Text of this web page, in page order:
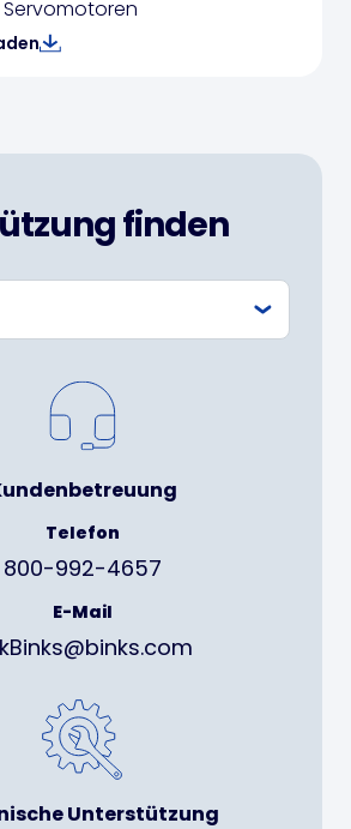
finden
Telefon
800-992-4657
E-Mail
Unterstützung